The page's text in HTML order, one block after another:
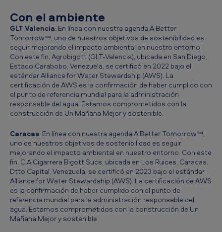
Con el ambiente
GLT Valencia: En línea con nuestra agenda A Better
Tomorrow™, uno de nuestros objetivos de sostenibilidad es
seguir mejorando el impacto ambiental en nuestro entorno.
Con este fin, Agrobigott (GLT-Valencia), ubicada en San Diego,
Estado Carabobo, Venezuela, se certificó en 2022 bajo el
estándar Alliance for Water Stewardship (AWS). La
certificación de AWS es la confirmación de haber cumplido con
el punto de referencia mundial para la administración
responsable del agua. Estamos comprometidos con la
construcción de Un Mañana Mejor y sostenible.
Caracas: En línea con nuestra agenda A Better Tomorrow™,
uno de nuestros objetivos de sostenibilidad es seguir
mejorando el impacto ambiental en nuestro entorno. Con este
fin, C.A Cigarrera Bigott Sucs, ubicada en Los Ruices, Caracas,
Dtto Capital, Venezuela, se certificó en 2023 bajo el estándar
Alliance for Water Stewardship (AWS). La certificación de AWS
es la confirmación de haber cumplido con el punto de
referencia mundial para la administración responsable del
agua. Estamos comprometidos con la construcción de Un
Mañana Mejor y sostenible